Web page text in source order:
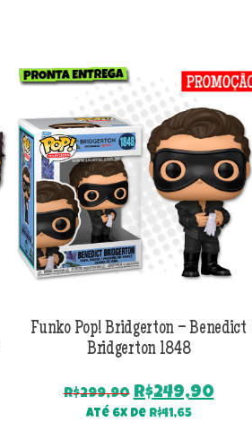
Funko Pop! Bridgerton – Benedict
Bridgerton 1848
R$299,90 O
preço
R$249,90O
Até 6x de R$41,65